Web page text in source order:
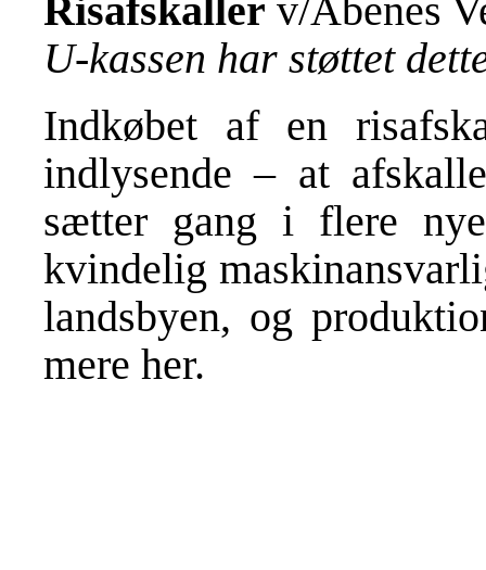
Risafskaller v/Abenes
U-kassen har støttet
Indkøbet af en
indlysende – at
sætter gang i flere
kvindelig
landsbyen, og
mere her.